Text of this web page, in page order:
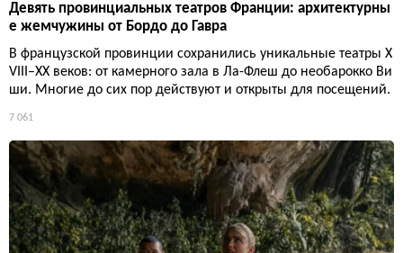
Девять провинциальных театров Франции: архитектурны
е жемчужины от Бордо до Гавра
В французской провинции сохранились уникальные театры X
VIII–XX веков: от камерного зала в Ла-Флеш до необарокко Ви
ши. Многие до сих пор действуют и открыты для посещений.
7 061